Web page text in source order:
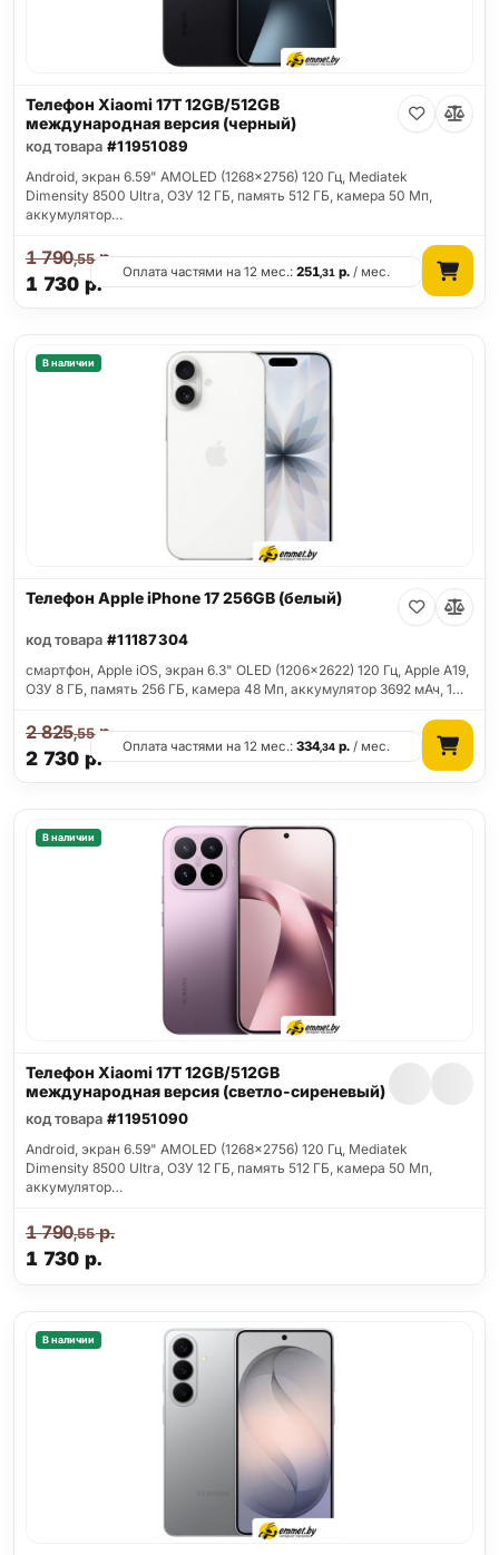
Телефон Xiaomi 17T 12GB/512GB
международная версия (черный)
код товара #11951089
Android, экран 6.59" AMOLED (1268x2756) 120 Гц, Mediatek
Dimensity 8500 Ultra, ОЗУ 12 ГБ, память 512 ГБ, камера 50 Мп,
аккумулятор…
1 730 р.
1 790,55р.
Оплата частями на 12 мес.:251,31 р. / мес.
В наличии
Телефон Apple iPhone 17 256GB (белый)
код товара #11187304
смартфон, Apple iOS, экран 6.3" OLED (1206x2622) 120 Гц, Apple A19,
ОЗУ 8 ГБ, память 256 ГБ, камера 48 Мп, аккумулятор 3692 мАч, 1…
2 730 р.
2 825,55р.
Оплата частями на 12 мес.:334,34 р. / мес.
В наличии
Телефон Xiaomi 17T 12GB/512GB
международная версия (светло-сиреневый)
код товара #11951090
Android, экран 6.59" AMOLED (1268x2756) 120 Гц, Mediatek
Dimensity 8500 Ultra, ОЗУ 12 ГБ, память 512 ГБ, камера 50 Мп,
аккумулятор…
1 730 р.
1 790,55р.
В наличии